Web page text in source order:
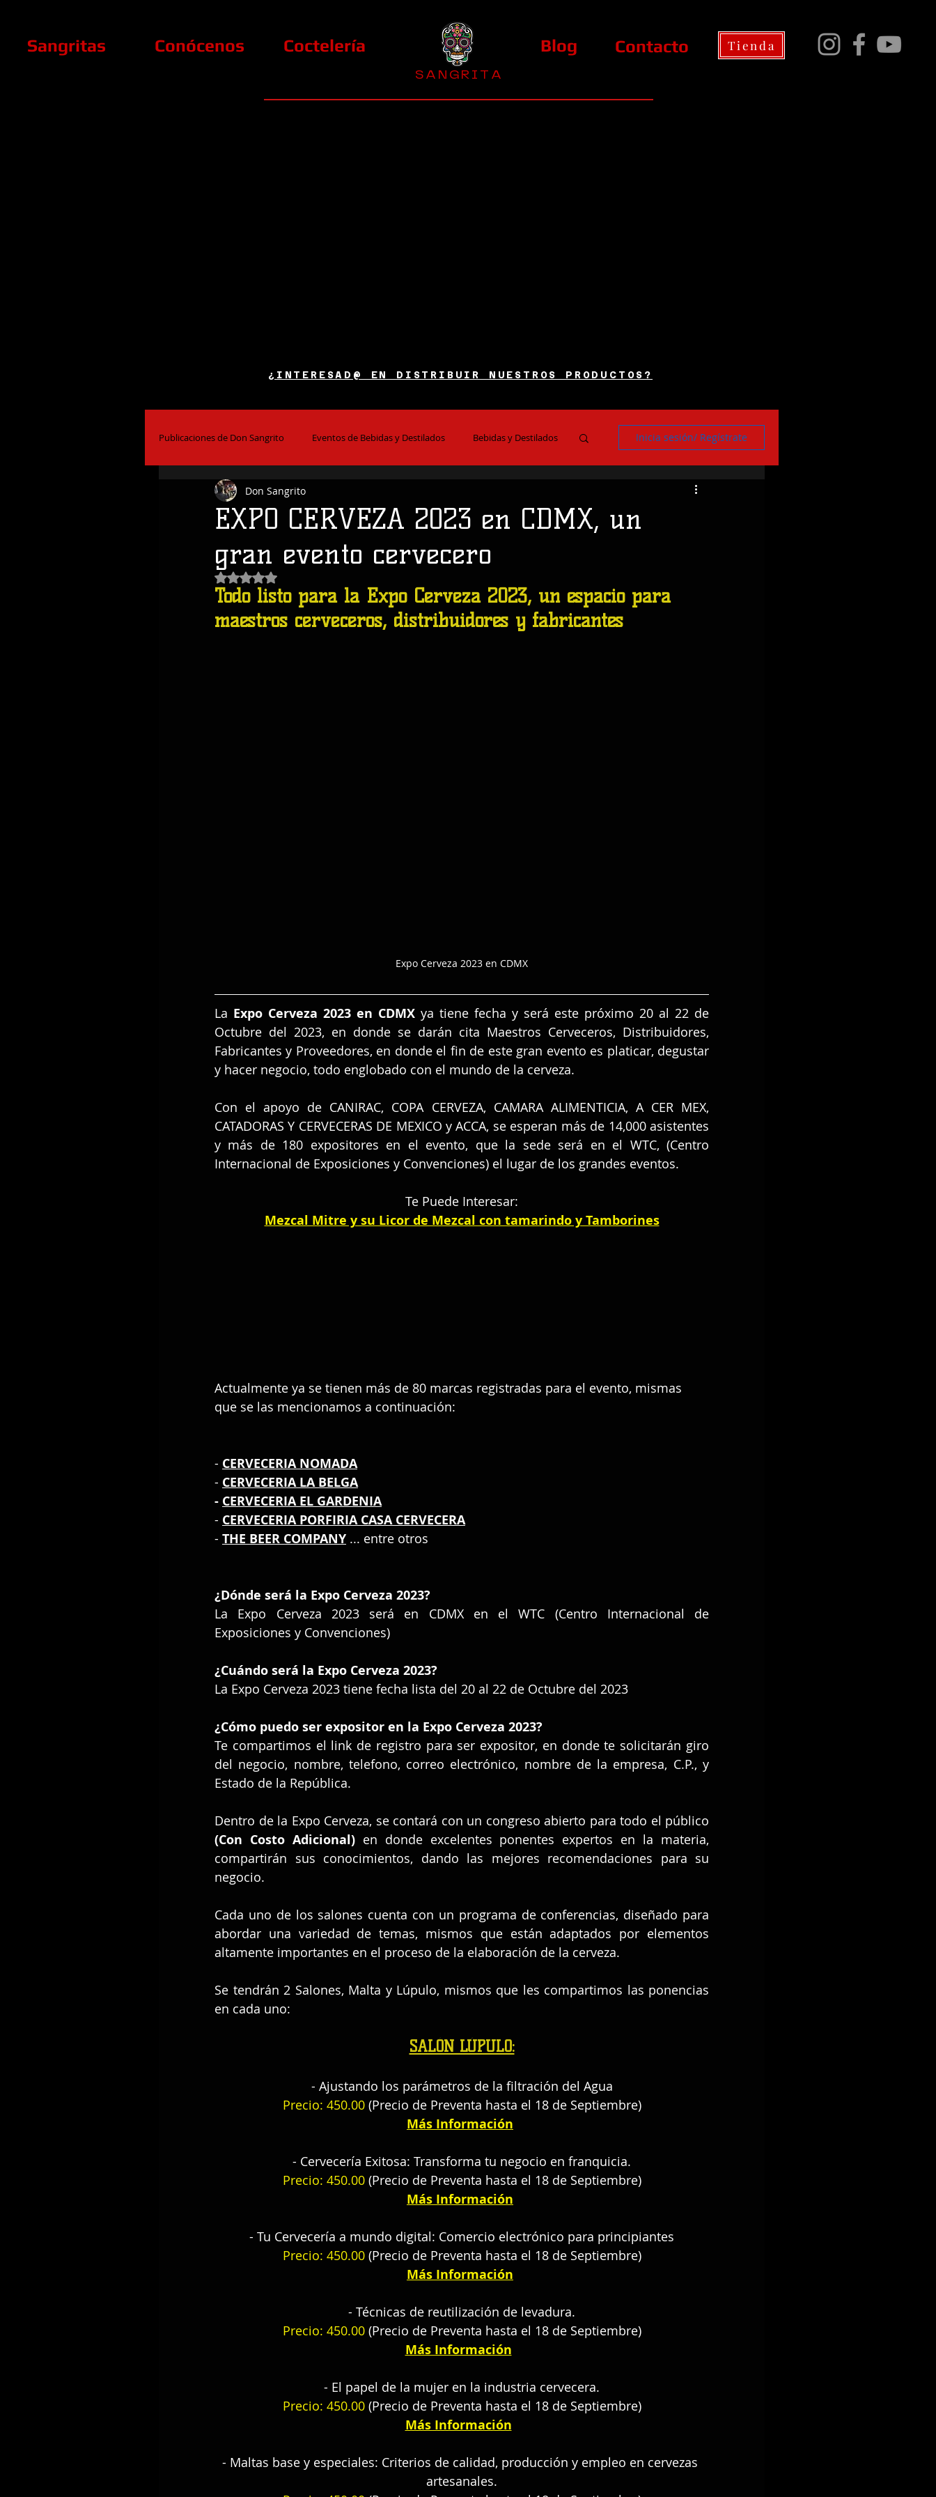
Sangritas Conócenos Coctelería Blog Contacto Tienda
S A N G R I T A
¿INTERESAD@ EN DISTRIBUIR NUESTROS PRODUCTOS?
Publicaciones de Don Sangrito Eventos de Bebidas y Destilados Bebidas y Destilados
El Alcohol y la Salud Bares y Restaurantes
Coctelería
Inicia sesión/ Regístrate
EXPO CERVEZA 2023 en CDMX, un
gran evento cervecero
Don Sangrito
Obtuvo NaN de 5 estrellas.
Todo listo para la Expo Cerveza 2023, un espacio para
maestros cerveceros, distribuidores y fabricantes
Expo Cerveza 2023 en CDMX
La Expo Cerveza 2023 en CDMX ya tiene fecha y será este próximo 20 al 22 de
Octubre del 2023, en donde se darán cita Maestros Cerveceros, Distribuidores,
Fabricantes y Proveedores, en donde el fin de este gran evento es platicar, degustar
y hacer negocio, todo englobado con el mundo de la cerveza.
Con el apoyo de CANIRAC, COPA CERVEZA, CAMARA ALIMENTICIA, A CER MEX,
CATADORAS Y CERVECERAS DE MEXICO y ACCA, se esperan más de 14,000 asistentes
y más de 180 expositores en el evento, que la sede será en el WTC, (Centro
Internacional de Exposiciones y Convenciones) el lugar de los grandes eventos.
Te Puede Interesar:
Mezcal Mitre y su Licor de Mezcal con tamarindo y Tamborines
Actualmente ya se tienen más de 80 marcas registradas para el evento, mismas
que se las mencionamos a continuación:
- CERVECERIA NOMADA
- CERVECERIA LA BELGA
- CERVECERIA EL GARDENIA
- CERVECERIA PORFIRIA CASA CERVECERA
- THE BEER COMPANY ... entre otros
¿Dónde será la Expo Cerveza 2023?
La Expo Cerveza 2023 será en CDMX en el WTC (Centro Internacional de
Exposiciones y Convenciones)
¿Cuándo será la Expo Cerveza 2023?
La Expo Cerveza 2023 tiene fecha lista del 20 al 22 de Octubre del 2023
¿Cómo puedo ser expositor en la Expo Cerveza 2023?
Te compartimos el link de registro para ser expositor, en donde te solicitarán giro
del negocio, nombre, telefono, correo electrónico, nombre de la empresa, C.P., y
Estado de la República.
(Con Costo Adicional) en donde excelentes ponentes expertos en la materia,
compartirán sus conocimientos, dando las mejores recomendaciones para su
negocio.
Cada uno de los salones cuenta con un programa de conferencias, diseñado para
abordar una variedad de temas, mismos que están adaptados por elementos
altamente importantes en el proceso de la elaboración de la cerveza.
Se tendrán 2 Salones, Malta y Lúpulo, mismos que les compartimos las ponencias
en cada uno:
SALÓN LÚPULO:
- Ajustando los parámetros de la filtración del Agua
Precio: 450.00 (Precio de Preventa hasta el 18 de Septiembre)
Más Información
- Cervecería Exitosa: Transforma tu negocio en franquicia.
Precio: 450.00 (Precio de Preventa hasta el 18 de Septiembre)
Más Información
- Tu Cervecería a mundo digital: Comercio electrónico para principiantes
Precio: 450.00 (Precio de Preventa hasta el 18 de Septiembre)
Más Información
- Técnicas de reutilización de levadura.
Precio: 450.00 (Precio de Preventa hasta el 18 de Septiembre)
Más Información
- El papel de la mujer en la industria cervecera.
Precio: 450.00 (Precio de Preventa hasta el 18 de Septiembre)
Más Información
- Maltas base y especiales: Criterios de calidad, producción y empleo en cervezas
artesanales.